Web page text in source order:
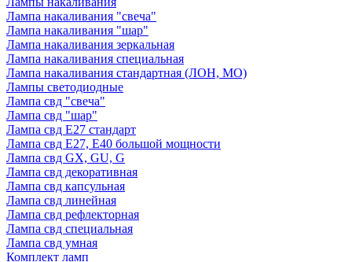
Лампа накаливания "свеча"
Лампа накаливания "шар"
Лампа накаливания зеркальная
Лампа накаливания специальная
Лампа накаливания стандартная (ЛОН, МО)
Лампы светодиодные
Лампа свд "свеча"
Лампа свд "шар"
Лампа свд E27 стандарт
Лампа свд E27, Е40 большой мощности
Лампа свд GX, GU, G
Лампа свд декоративная
Лампа свд капсульная
Лампа свд линейная
Лампа свд рефлекторная
Лампа свд специальная
Лампа свд умная
Комплект ламп